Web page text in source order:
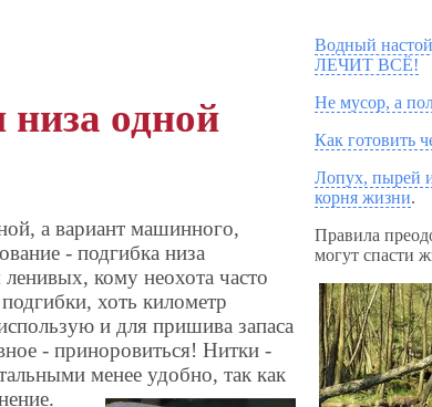
одной
а вариант машинного,
- подгибка низа
кому неохота часто
хоть километр
и для пришива запаса
- приноровиться! Нитки -
менее удобно, так как
Водный настой
ЛЕЧИТ ВСЁ!
Не мусор, а
Как готовить
Лопух, пырей
корня жизни.
Правила
могут спасти